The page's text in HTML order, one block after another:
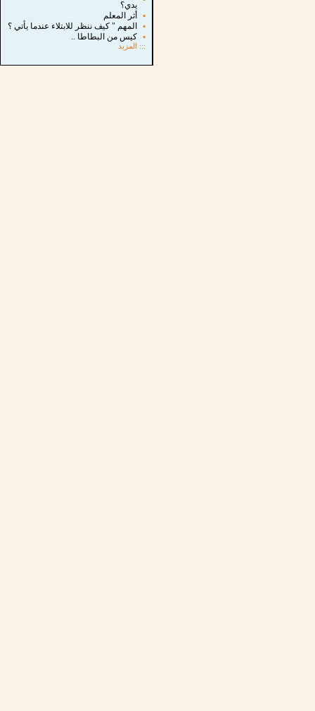
يدي؟
▪
أثر المعلم
▪
المهم " كيف ننظر للابتلاء عندما يأتي ؟
▪
كيس من البطاطا ..
::: المزيد